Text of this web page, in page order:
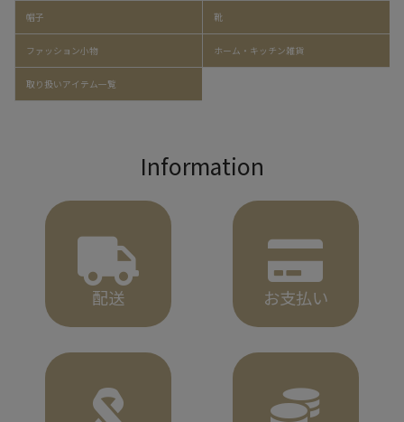
帽子 靴
ファッション小物 ホーム・キッチン雑貨
取り扱いアイテム一覧
Information
配送 お支払い